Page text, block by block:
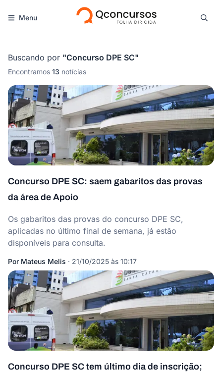
Menu
Buscando por "Concurso DPE SC"
Encontramos 13 notícias
Concurso DPE SC: saem gabaritos das provas
da área de Apoio
Os gabaritos das provas do concurso DPE SC,
aplicadas no último final de semana, já estão
disponíveis para consulta.
Por Mateus Melis · 21/10/2025 às 10:17
Concurso DPE SC tem último dia de inscrição;